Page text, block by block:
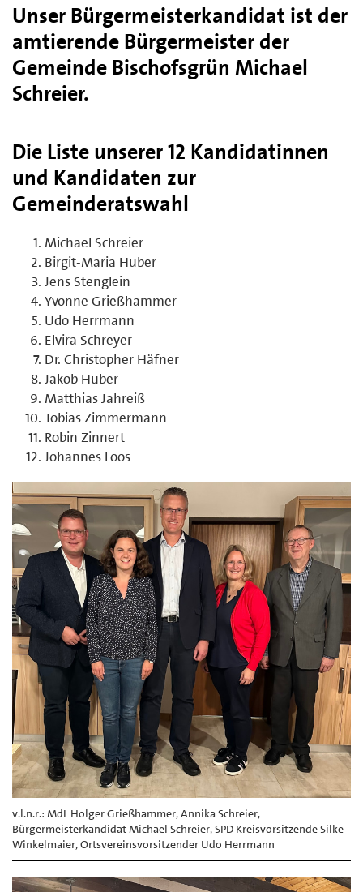
Unser Bürgermeisterkandidat ist der
amtierende Bürgermeister der
Gemeinde Bischofsgrün Michael
Schreier.
Die Liste unserer 12 Kandidatinnen
und Kandidaten zur
Gemeinderatswahl
Michael Schreier
Birgit-Maria Huber
Jens Stenglein
Yvonne Grießhammer
Udo Herrmann
Elvira Schreyer
Dr. Christopher Häfner
Jakob Huber
Matthias Jahreiß
Tobias Zimmermann
Robin Zinnert
Johannes Loos
v.l.n.r.: MdL Holger Grießhammer, Annika Schreier,
Bürgermeisterkandidat Michael Schreier, SPD Kreisvorsitzende Silke
Winkelmaier, Ortsvereinsvorsitzender Udo Herrmann